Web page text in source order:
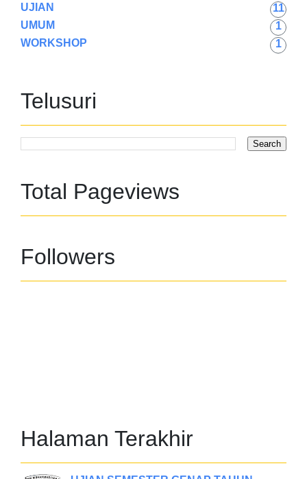
UJIAN
11
UMUM
1
WORKSHOP
1
Telusuri
Total Pageviews
Followers
Halaman Terakhir